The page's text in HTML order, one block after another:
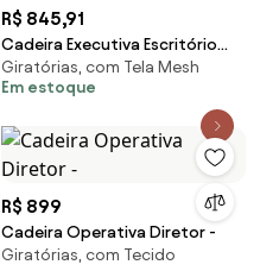
R$ 845,91
Cadeira Executiva Escritório
Royal Baixa PU Sintético Preta
G56 - Gran Belo
Giratórias, com Tela Mesh
Em estoque
R$ 899
Cadeira Operativa Diretor -
Giratórias, com Tecido